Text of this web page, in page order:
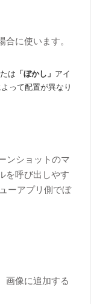
に使います。
は 「ぼかし」 アイ
って配置が異なり
ンショットのマ
を呼び出しやす
ーアプリ側でぼ
画像に追加する